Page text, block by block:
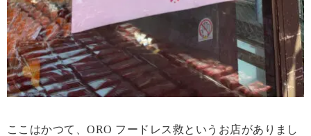
ここはかつて、ORO フードレス救というお店がありまし